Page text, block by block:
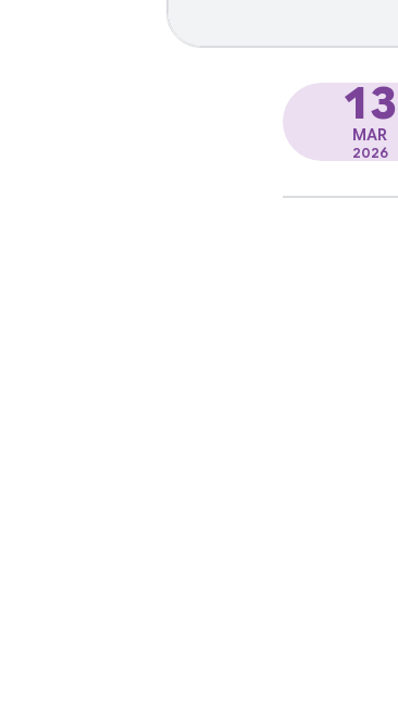
13
MAR
2026